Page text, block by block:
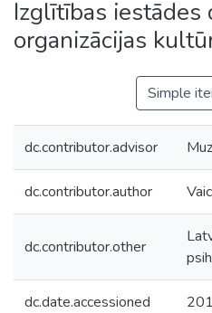
Izglītības iestādes
organizācijas
Simple
dc.contributor.advisor
dc.contributor.author
dc.contributor.other
dc.date.accessioned